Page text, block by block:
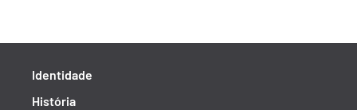
Identidade
História